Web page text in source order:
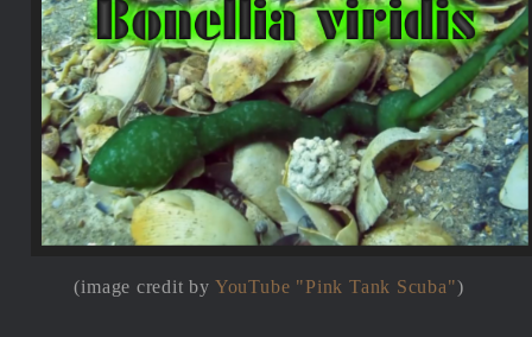
(image credit by YouTube "Pink Tank Scuba")